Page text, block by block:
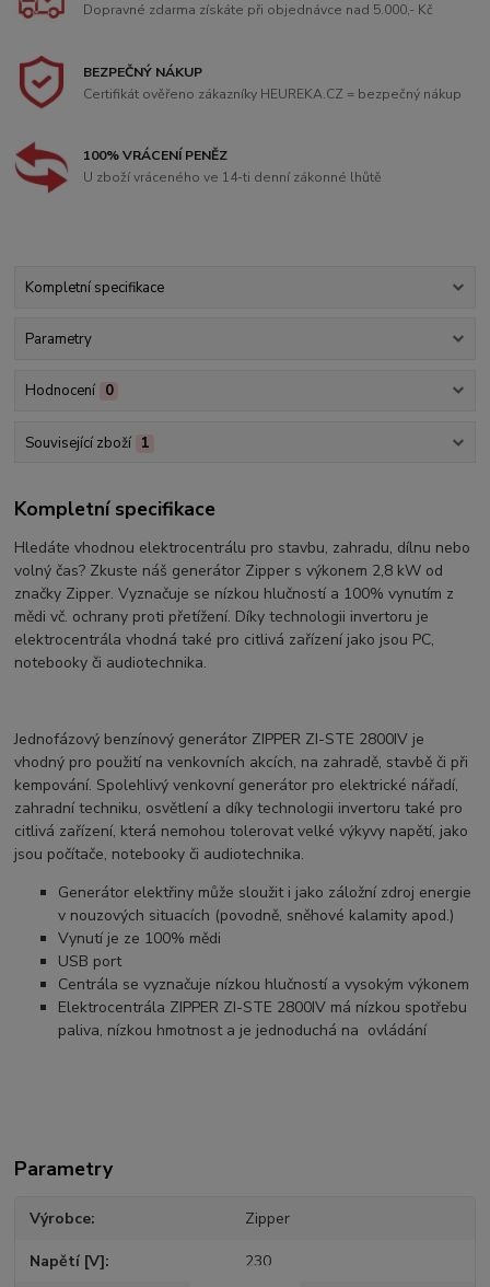
Dopravné zdarma získáte při objednávce nad 5.000,- Kč
BEZPEČNÝ NÁKUP
Certifikát ověřeno zákazníky HEUREKA.CZ = bezpečný nákup
100% VRÁCENÍ PENĚZ
U zboží vráceného ve 14-ti denní zákonné lhůtě
Kompletní specifikace
Parametry
Hodnocení 0
Související zboží 1
Kompletní specifikace
Hledáte vhodnou elektrocentrálu pro stavbu, zahradu, dílnu nebo
volný čas? Zkuste náš generátor Zipper s výkonem 2,8 kW od
značky Zipper. Vyznačuje se nízkou hlučností a 100% vynutím z
mědi vč. ochrany proti přetížení. Díky technologii invertoru je
elektrocentrála vhodná také pro citlivá zařízení jako jsou PC,
notebooky či audiotechnika.
Jednofázový benzínový generátor ZIPPER ZI-STE 2800IV je
vhodný pro použití na venkovních akcích, na zahradě, stavbě či při
kempování. Spolehlivý venkovní generátor pro elektrické nářadí,
zahradní techniku, osvětlení a díky technologii invertoru také pro
citlivá zařízení, která nemohou tolerovat velké výkyvy napětí, jako
jsou počítače, notebooky či audiotechnika.
Generátor elektřiny může sloužit i jako záložní zdroj energie
v nouzových situacích (povodně, sněhové kalamity apod.)
Vynutí je ze 100% mědi
USB port
Centrála se vyznačuje nízkou hlučností a vysokým výkonem
Elektrocentrála ZIPPER ZI-STE 2800IV má nízkou spotřebu
paliva, nízkou hmotnost a je jednoduchá na ovládání
Parametry
Výrobce Zipper
Napětí [V] 230